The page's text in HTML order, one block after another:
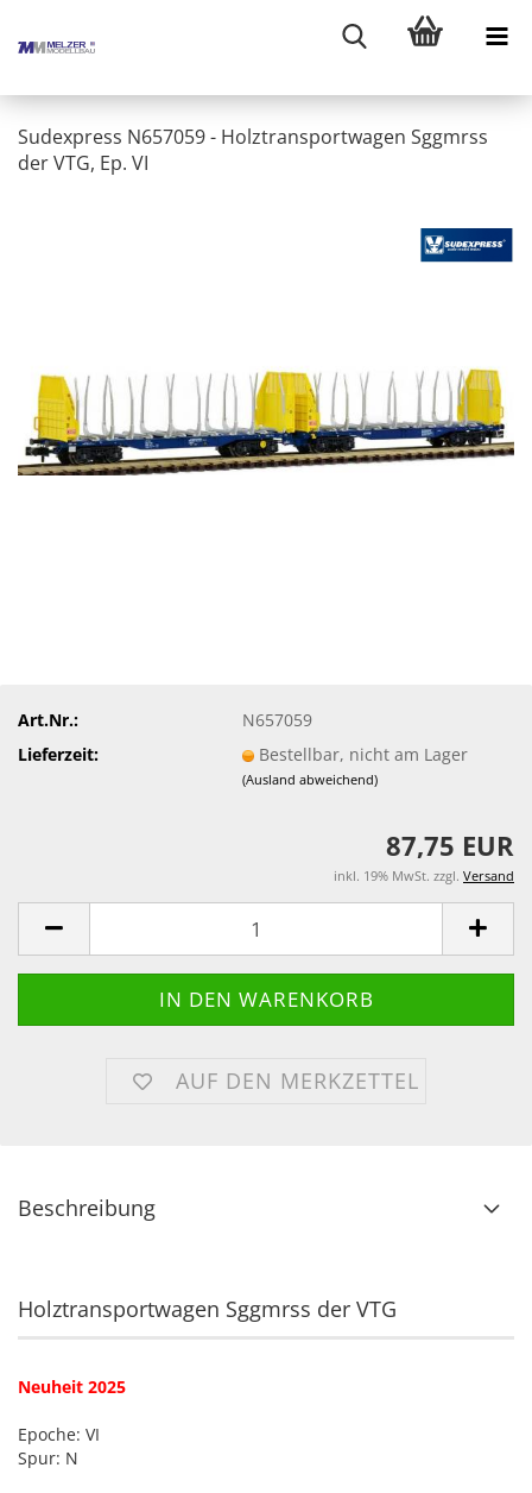
Sudexpress N657059 - Holztransportwagen Sggmrss
der VTG, Ep. VI
Art.Nr.:
N657059
Lieferzeit:
Bestellbar, nicht am Lager
(Ausland abweichend)
87,75 EUR
inkl. 19% MwSt. zzgl. Versand
AUF DEN MERKZETTEL
Beschreibung
Holztransportwagen Sggmrss der VTG
Neuheit 2025
Epoche: VI
Spur: N